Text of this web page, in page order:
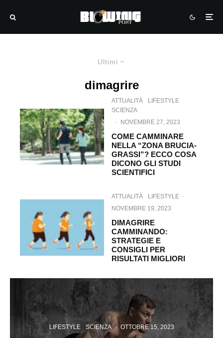
Ultimi
dimagrire
ATTUALITÀ
LIFESTYLE
SCIENZA
·
NOVEMBRE 27, 2023
COME CAMMINARE
NELLA “ZONA BRUCIA-
GRASSI”? ECCO COSA
DICONO GLI STUDI
SCIENTIFICI
ATTUALITÀ LIFESTYLE ·
NOVEMBRE 19, 2023
DIMAGRIRE
CAMMINANDO:
STRATEGIE E
CONSIGLI PER
RISULTATI MIGLIORI
LIFESTYLE SCIENZA · OTTOBRE 15, 2023